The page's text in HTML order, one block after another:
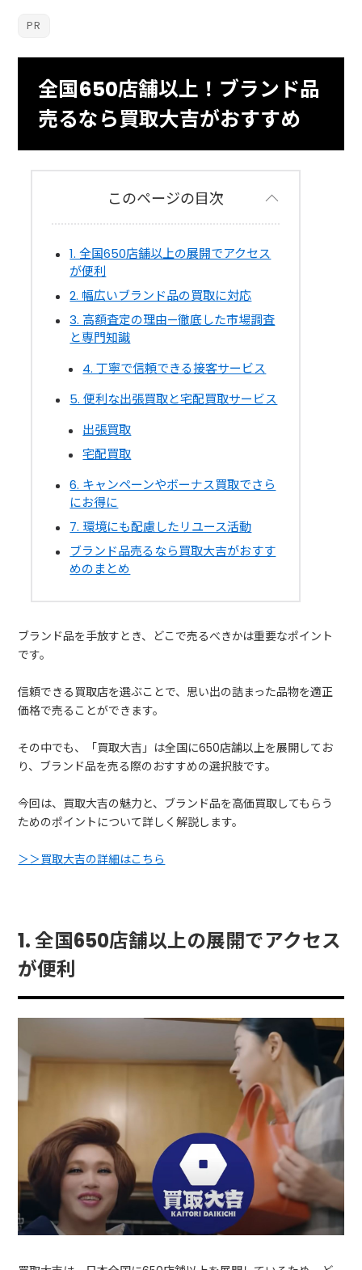
全国650店舗以上！ブランド品
売るなら買取大吉がおすすめ
このページの目次
1. 全国650店舗以上の展開でアクセス
が便利
2. 幅広いブランド品の買取に対応
3. 高額査定の理由—徹底した市場調査
と専門知識
4. 丁寧で信頼できる接客サービス
5. 便利な出張買取と宅配買取サービス
出張買取
宅配買取
6. キャンペーンやボーナス買取でさら
にお得に
7. 環境にも配慮したリユース活動
ブランド品売るなら買取大吉がおすす
めのまとめ
ブランド品を手放すとき、どこで売るべきかは重要なポイント
です。
信頼できる買取店を選ぶことで、思い出の詰まった品物を適正
価格で売ることができます。
その中でも、「買取大吉」は全国に650店舗以上を展開してお
り、ブランド品を売る際のおすすめの選択肢です。
今回は、買取大吉の魅力と、ブランド品を高価買取してもらう
ためのポイントについて詳しく解説します。
＞＞買取大吉の詳細はこちら
1. 全国650店舗以上の展開でアクセス
が便利